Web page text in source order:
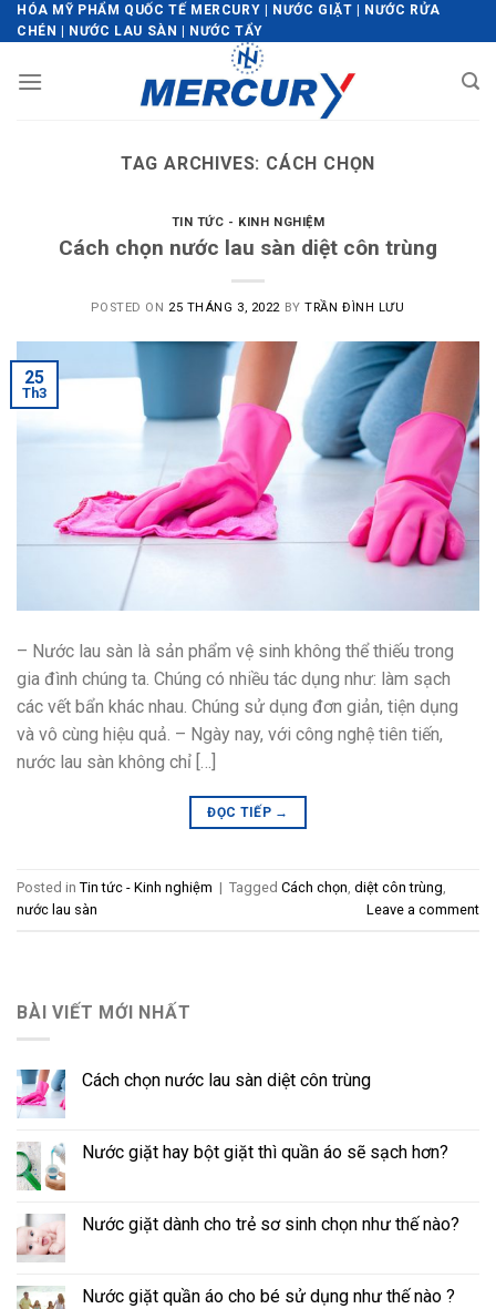
Skip
to
HÓA MỸ PHẨM QUỐC TẾ MERCURY | NƯỚC GIẶT | NƯỚC RỬA
CHÉN | NƯỚC LAU SÀN | NƯỚC TẨY
TAG ARCHIVES: CÁCH CHỌN
TIN TỨC - KINH NGHIỆM
Cách chọn nước lau sàn diệt côn trùng
POSTED ON 25 THÁNG 3, 2022 BYTRẦN ĐÌNH LƯU
25
Th3
– Nước lau sàn là sản phẩm vệ sinh không thể thiếu trong
gia đình chúng ta. Chúng có nhiều tác dụng như: làm sạch
các vết bẩn khác nhau. Chúng sử dụng đơn giản, tiện dụng
và vô cùng hiệu quả. – Ngày nay, với công nghệ tiên tiến,
nước lau sàn không chỉ […]
ĐỌC TIẾP →
Posted in Tin tức - Kinh nghiệm | Tagged Cách chọn, diệt côn trùng,
nước lau sàn
Leave a comment
BÀI VIẾT MỚI NHẤT
Cách chọn nước lau sàn diệt côn trùng
Nước giặt hay bột giặt thì quần áo sẽ sạch hơn?
Nước giặt dành cho trẻ sơ sinh chọn như thế nào?
Nước giặt quần áo cho bé sử dụng như thế nào ?